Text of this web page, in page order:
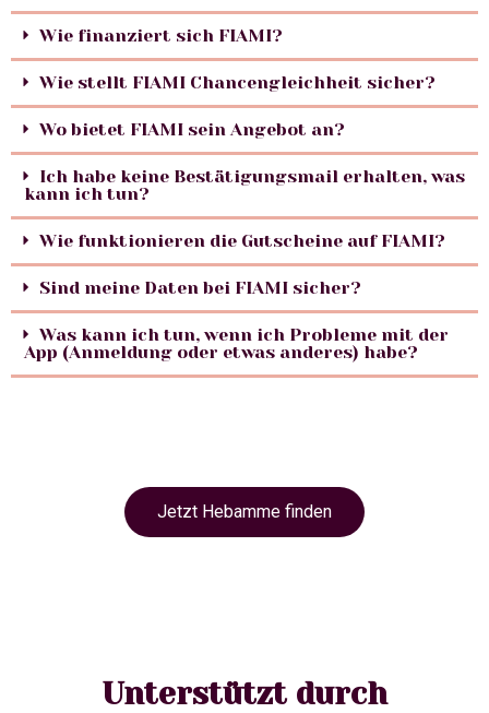
Wie finanziert sich FIAMI?
Wie stellt FIAMI Chancengleichheit sicher?
Wo bietet FIAMI sein Angebot an?
Ich habe keine Bestätigungsmail erhalten, was
kann ich tun?
Wie funktionieren die Gutscheine auf FIAMI?
Sind meine Daten bei FIAMI sicher?
Was kann ich tun, wenn ich Probleme mit der
App (Anmeldung oder etwas anderes) habe?
Jetzt Hebamme finden
Unterstützt durch